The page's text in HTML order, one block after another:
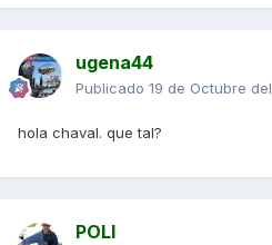
ugena44
Publicado 19 de Octubre
hola chaval. que tal?
POLI